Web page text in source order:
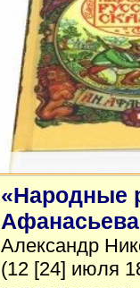
«Народные
Афанасьева
Александр
(12 [24] июля